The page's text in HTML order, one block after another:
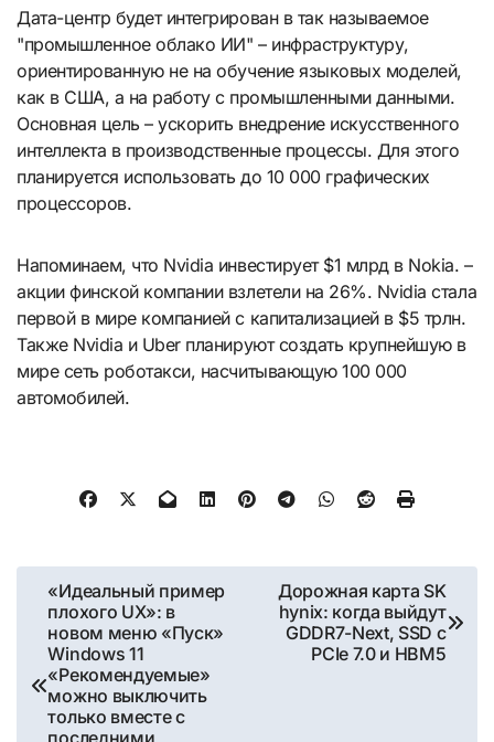
Дата-центр будет интегрирован в так называемое
"промышленное облако ИИ" – инфраструктуру,
ориентированную не на обучение языковых моделей,
как в США, а на работу с промышленными данными.
Основная цель – ускорить внедрение искусственного
интеллекта в производственные процессы. Для этого
планируется использовать до 10 000 графических
процессоров.
Напоминаем, что Nvidia инвестирует $1 млрд в Nokia. –
акции финской компании взлетели на 26%. Nvidia стала
первой в мире компанией с капитализацией в $5 трлн.
Также Nvidia и Uber планируют создать крупнейшую в
мире сеть роботакси, насчитывающую 100 000
автомобилей.
Навигация
по
записям
«Идеальный пример
плохого UX»: в
новом меню «Пуск»
Windows 11
«Рекомендуемые»
можно выключить
только вместе с
последними
Дорожная карта SK
hynix: когда выйдут
GDDR7-Next, SSD с
PCIe 7.0 и HBM5